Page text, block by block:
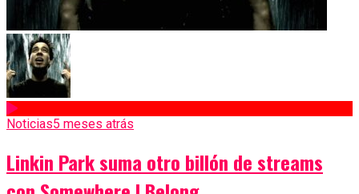
Noticias5 meses atrás
Linkin Park suma otro billón de streams